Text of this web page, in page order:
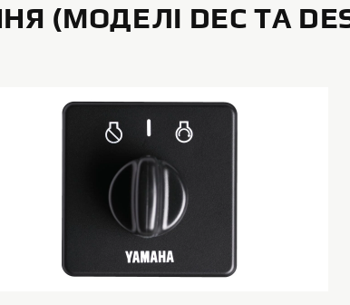
(МОДЕЛІ DEC ТА